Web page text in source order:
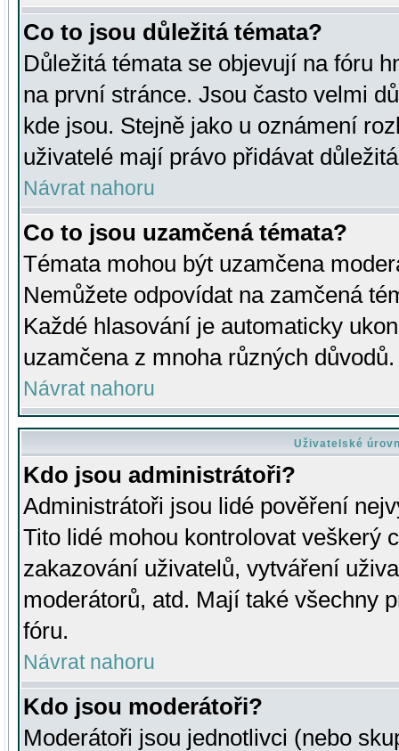
Co to jsou důležitá témata?
Důležitá témata se objevují na fóru
na první stránce. Jsou často velmi
kde jsou. Stejně jako u oznámení
uživatelé mají právo přidávat
Návrat nahoru
Co to jsou uzamčená témata?
Témata mohou být uzamčena
Nemůžete odpovídat na zamčená
Každé hlasování je automaticky
uzamčena z mnoha různých důvodů.
Návrat nahoru
Uživatelské
Kdo jsou administrátoři?
Administrátoři jsou lidé pověření
Tito lidé mohou kontrolovat veškerý
zakazování uživatelů, vytváření
moderátorů, atd. Mají také všechny
fóru.
Návrat nahoru
Kdo jsou moderátoři?
Moderátoři jsou jednotlivci (nebo